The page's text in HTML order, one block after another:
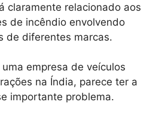
claramente relacionado aos
de incêndio envolvendo
de diferentes marcas.
empresa de veículos
na Índia, parece ter a
importante problema.